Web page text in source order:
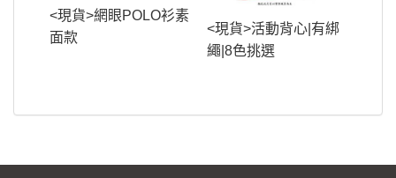
<現貨>網眼POLO衫素
面款
<現貨>活動背心|有綁
繩|8色挑選